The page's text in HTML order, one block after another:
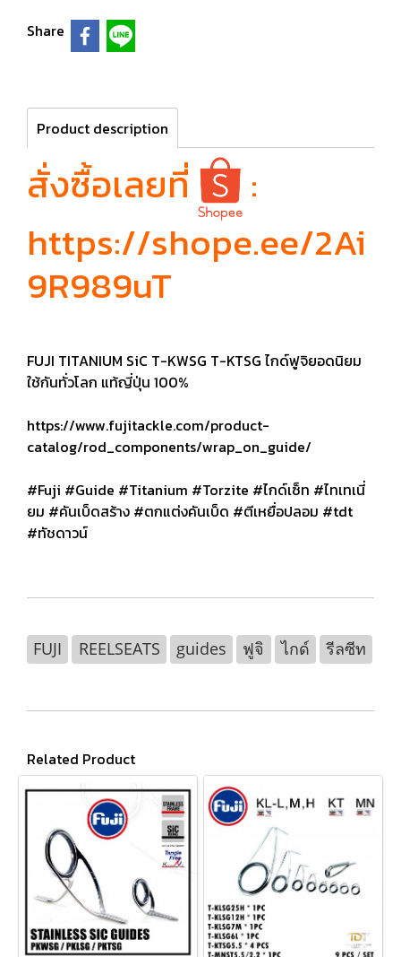
Share
Product description
สั่งซื้อเลยที่
:
https://shope.ee/2Ai
9R989uT
FUJI TITANIUM SiC T-KWSG T-KTSG ไกด์ฟูจิยอดนิยม
ใช้กันทั่วโลก แท้ญี่ปุ่น 100%
https://www.fujitackle.com/product-
catalog/rod_components/wrap_on_guide/
#Fuji #Guide #Titanium #Torzite #ไกด์เซ็ท #ไทเทเนี่
ยม #คันเบ็ดสร้าง #ตกแต่งคันเบ็ด #ตีเหยื่อปลอม #tdt
#ทัชดาวน์
FUJI REELSEATS guides ฟูจิ ไกด์ รีลซีท
Related Product